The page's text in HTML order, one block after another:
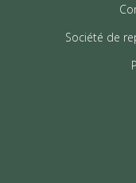
Société de